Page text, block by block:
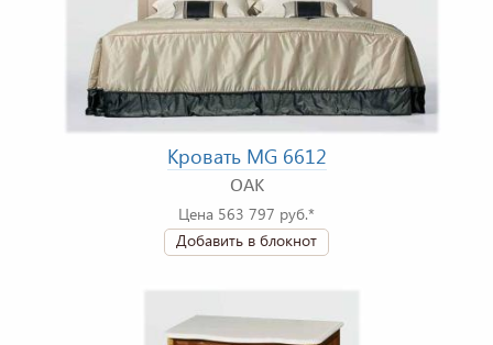
Кровать MG 6612
OAK
Цена 563 797 руб.*
Добавить в блокнот